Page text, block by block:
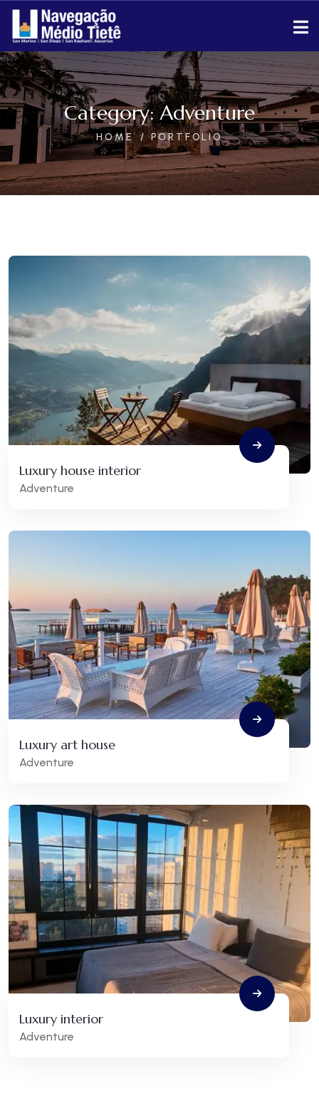
Category:Adventure
HOME PORTFOLIO
Luxury house interior
Adventure
Luxury art house
Adventure
Luxury interior
Adventure